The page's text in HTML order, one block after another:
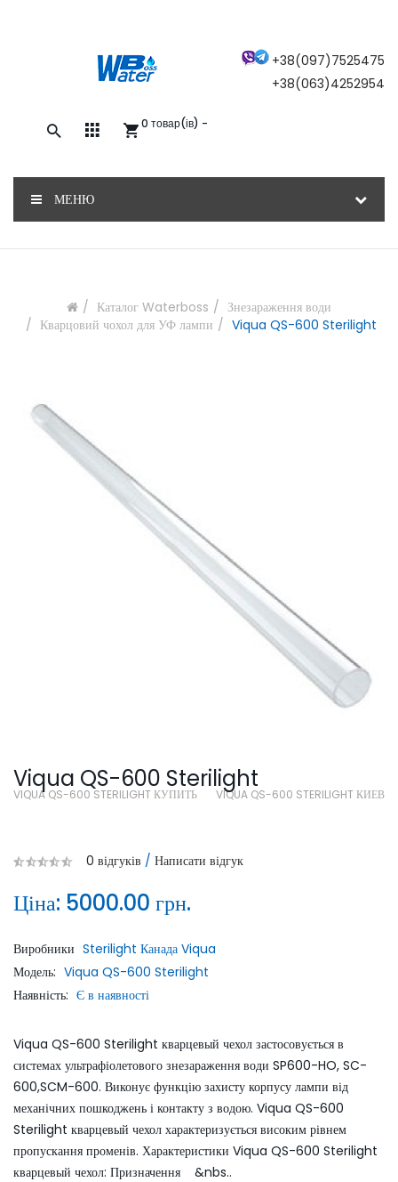
+38(097)7525475
+38(063)4252954
0 товар(ів) -
МЕНЮ
Каталог Waterboss
Знезараження води
Кварцовий чохол для УФ лампи
Viqua QS-600 Sterilight
Viqua QS-600 Sterilight
VIQUA QS-600 STERILIGHT КУПИТЬ VIQUA QS-600 STERILIGHT КИЕВ
0 відгуків / Написати відгук
Ціна: 5000.00 грн.
Виробники Sterilight Канада Viqua
Модель: Viqua QS-600 Sterilight
Наявність: Є в наявності
Viqua QS-600 Sterilight кварцевый чехол застосовується в
системах ультрафіолетового знезараження води SP600-HO, SC-
600,SCM-600. Виконує функцію захисту корпусу лампи від
механічних пошкоджень і контакту з водою. Viqua QS-600
Sterilight кварцевый чехол характеризується високим рівнем
пропускання променів. Характеристики Viqua QS-600 Sterilight
кварцевый чехол: Призначення &nbs..
Закажите обратный звонок, и наш
ОТПРАВИТЬ